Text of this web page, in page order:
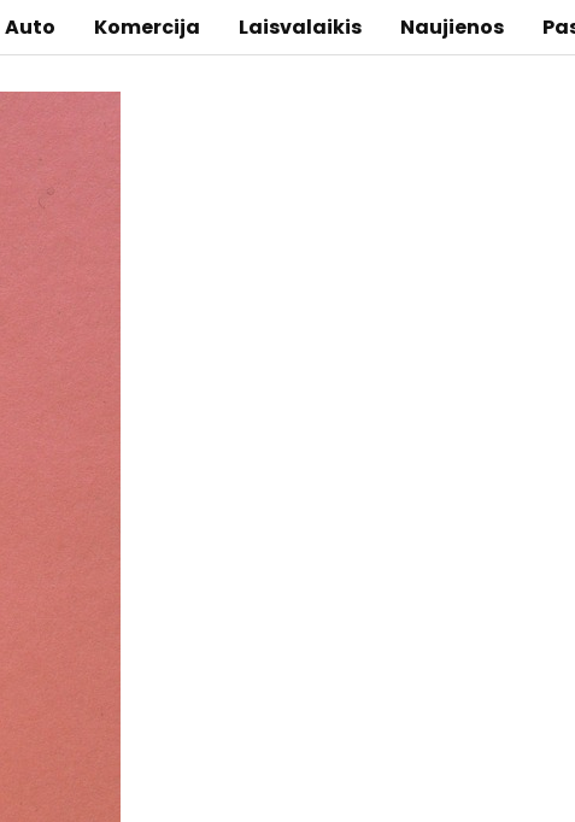
Auto Komercija Laisvalaikis Naujienos